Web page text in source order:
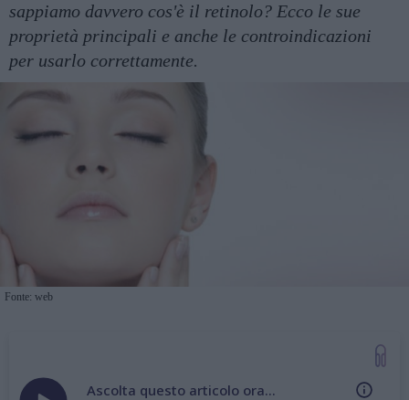
sappiamo davvero cos'è il retinolo? Ecco le sue
proprietà principali e anche le controindicazioni
per usarlo correttamente.
Fonte: web
Ascolta questo articolo ora...